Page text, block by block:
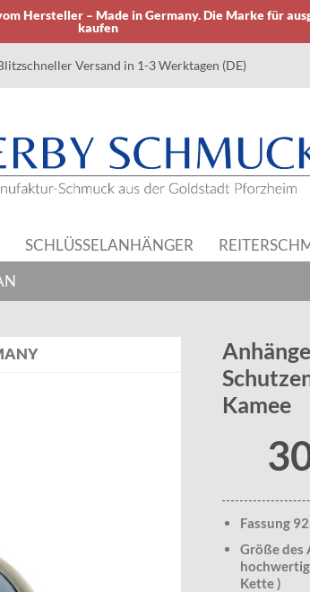
Hersteller – Made in Germany. Die Marke für
kaufen
Versand in 1-3 Werktagen (DE)
SCHLÜSSELANHÄNGER
Kamee
Fassung
Größe des
Kette )